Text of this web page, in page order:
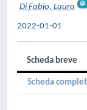
Di Fabio, Laura
2022-01-01
Scheda breve
Scheda